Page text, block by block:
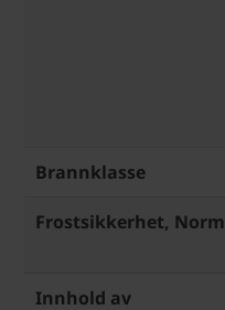
Brannklasse
Frostsikkerhet, Norm
Innhold av